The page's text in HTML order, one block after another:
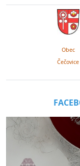
Obec
Čečovice